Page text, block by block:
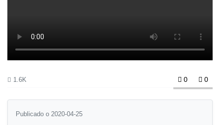
1.6K 0 0
Publicado o 2020-04-25